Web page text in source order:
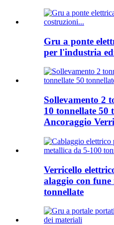
Gru a ponte
per l'industria
Sollevamento 2
10 tonnellate 50
Ancoraggio
Verricello
alaggio con fune
tonnellate